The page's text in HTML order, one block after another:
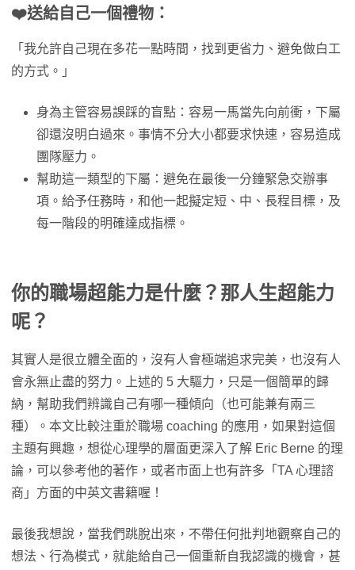
❤️送給自己一個禮物：
「我允許自己現在多花一點時間，找到更省力、避免做白工
的方式。」
身為主管容易誤踩的盲點：容易一馬當先向前衝，下屬
卻還沒明白過來。事情不分大小都要求快速，容易造成
團隊壓力。
幫助這一類型的下屬：避免在最後一分鐘緊急交辦事
項。給予任務時，和他一起擬定短、中、長程目標，及
每一階段的明確達成指標。
你的職場超能力是什麼？那人生超能力
呢？
其實人是很立體全面的，沒有人會極端追求完美，也沒有人
會永無止盡的努力。上述的 5 大驅力，只是一個簡單的歸
納，幫助我們辨識自己有哪一種傾向（也可能兼有兩三
種）。本文比較注重於職場 coaching 的應用，如果對這個
主題有興趣，想從心理學的層面更深入了解 Eric Berne 的理
論，可以參考他的著作，或者市面上也有許多「TA 心理諮
商」方面的中英文書籍喔！
最後我想說，當我們跳脫出來，不帶任何批判地觀察自己的
想法、行為模式，就能給自己一個重新自我認識的機會，甚